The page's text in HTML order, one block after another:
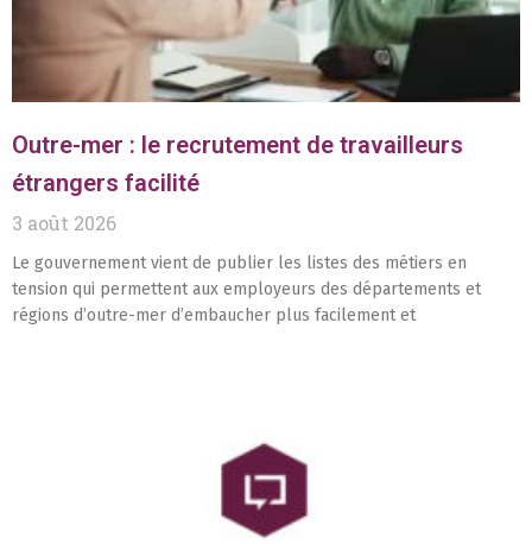
Outre-mer : le recrutement de travailleurs
étrangers facilité
3 août 2026
Le gouvernement vient de publier les listes des métiers en
tension qui permettent aux employeurs des départements et
régions d’outre-mer d’embaucher plus facilement et